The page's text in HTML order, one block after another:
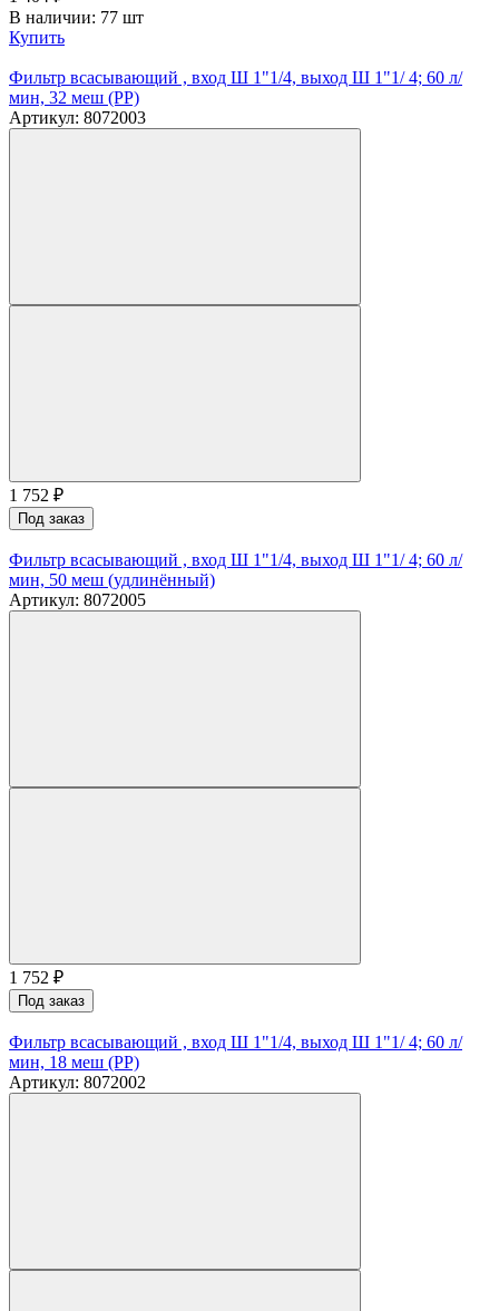
В наличии: 77 шт
Купить
Фильтр всасывающий , вход Ш 1"1/4, выход Ш 1"1/ 4; 60 л/
мин, 32 меш (PP)
Артикул: 8072003
1 752 ₽
Под заказ
Фильтр всасывающий , вход Ш 1"1/4, выход Ш 1"1/ 4; 60 л/
мин, 50 меш (удлинённый)
Артикул: 8072005
1 752 ₽
Под заказ
Фильтр всасывающий , вход Ш 1"1/4, выход Ш 1"1/ 4; 60 л/
мин, 18 меш (PP)
Артикул: 8072002